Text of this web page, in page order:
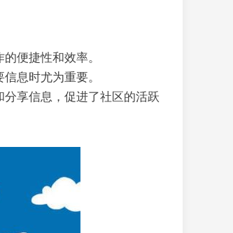
便捷性和效率。
息时尤为重要。
享信息，促进了社区的活跃